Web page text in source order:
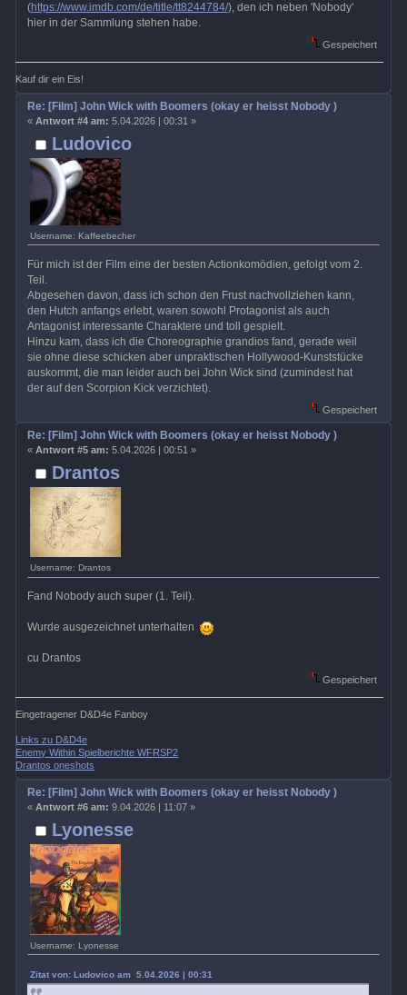
(https://www.imdb.com/de/title/tt8244784/), den ich neben 'Nobody'
hier in der Sammlung stehen habe.
Gespeichert
Kauf dir ein Eis!
Ludovico
Username: Kaffeebecher
Re: [Film] John Wick with Boomers (okay er heisst Nobody )
« Antwort #4 am: 5.04.2026 | 00:31 »
Für mich ist der Film eine der besten Actionkomödien, gefolgt vom 2.
Teil.
Abgesehen davon, dass ich schon den Frust nachvollziehen kann,
den Hutch anfangs erlebt, waren sowohl Protagonist als auch
Antagonist interessante Charaktere und toll gespielt.
Hinzu kam, dass ich die Choreographie grandios fand, gerade weil
sie ohne diese schicken aber unpraktischen Hollywood-Kunststücke
auskommt, die man leider auch bei John Wick sind (zumindest hat
der auf den Scorpion Kick verzichtet).
Gespeichert
Drantos
Username: Drantos
Re: [Film] John Wick with Boomers (okay er heisst Nobody )
« Antwort #5 am: 5.04.2026 | 00:51 »
Fand Nobody auch super (1. Teil).
Wurde ausgezeichnet unterhalten
cu Drantos
Gespeichert
Eingetragener D&D4e Fanboy
Links zu D&D4e
Enemy Within Spielberichte WFRSP2
Drantos oneshots
Lyonesse
Username: Lyonesse
Re: [Film] John Wick with Boomers (okay er heisst Nobody )
« Antwort #6 am: 9.04.2026 | 11:07 »
Zitat von: Ludovico am 5.04.2026 | 00:31